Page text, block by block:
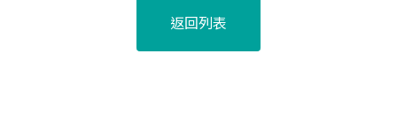
返回列表